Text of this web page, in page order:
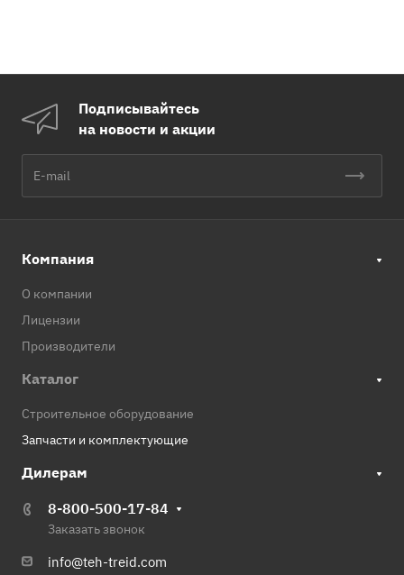
Подписывайтесь
на новости и акции
Компания
О компании
Лицензии
Производители
Каталог
Строительное оборудование
Запчасти и комплектующие
Дилерам
8-800-500-17-84
Заказать звонок
info@teh-treid.com